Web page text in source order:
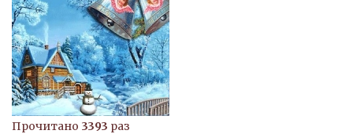
Прочитано 3393 раз